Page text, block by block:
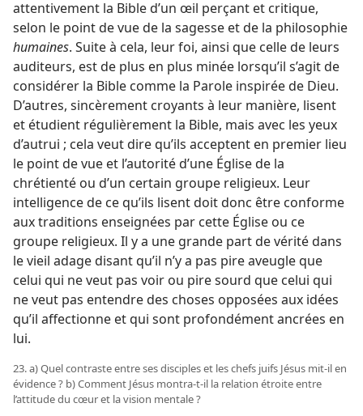
attentivement la Bible d’un œil perçant et critique,
selon le point de vue de la sagesse et de la philosophie
humaines. Suite à cela, leur foi, ainsi que celle de leurs
auditeurs, est de plus en plus minée lorsqu’il s’agit de
considérer la Bible comme la Parole inspirée de Dieu.
D’autres, sincèrement croyants à leur manière, lisent
et étudient régulièrement la Bible, mais avec les yeux
d’autrui ; cela veut dire qu’ils acceptent en premier lieu
le point de vue et l’autorité d’une Église de la
chrétienté ou d’un certain groupe religieux. Leur
intelligence de ce qu’ils lisent doit donc être conforme
aux traditions enseignées par cette Église ou ce
groupe religieux. Il y a une grande part de vérité dans
le vieil adage disant qu’il n’y a pas pire aveugle que
celui qui ne veut pas voir ou pire sourd que celui qui
ne veut pas entendre des choses opposées aux idées
qu’il affectionne et qui sont profondément ancrées en
lui.
23. a) Quel contraste entre ses disciples et les chefs juifs Jésus mit-​il en
évidence ? b) Comment Jésus montra-​t-​il la relation étroite entre
l’attitude du cœur et la vision mentale ?